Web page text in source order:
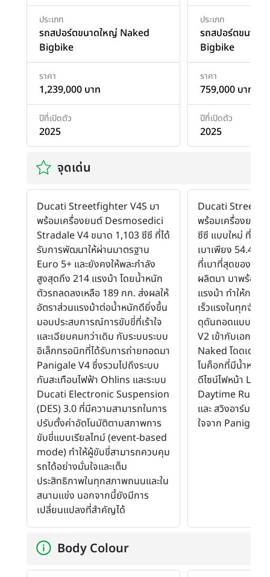
ประเภท
รถสปอร์ตขนาดใหญ่ Naked
Bigbike
ราคา
1,239,000 บาท
ปีที่เปิดตัว
2025
ประเภท
รถสปอร์ตขนาด
Bigbike
ราคา
759,000 บาท
ปีที่เปิดตัว
2025
จุดเด่น
Ducati Streetfighter V4S มา
พร้อมเครื่องยนต์ Desmosedici
Stradale V4 ขนาด 1,103 ซีซี ที่ได้
รับการพัฒนาให้ผ่านมาตรฐาน
Euro 5+ และยังคงให้พละกำลัง
สูงสุดถึง 214 แรงม้า โดยน้ำหนัก
ตัวรถลดลงเหลือ 189 กก. ส่งผลให้
อัตราส่วนแรงม้าต่อน้ำหนักดียิ่งขึ้น
มอบประสบการณ์การขับขี่ที่เร้าใจ
และเฉียบคมกว่าเดิม กับระบบระบบ
อิเล็กทรอนิกที่ได้รับการถ่ายทอดมา
Panigale V4 ซึ่งรวมไปถึงระบบ
กันสะเทือนไฟฟ้า Ohlins และระบบ
Ducati Electronic Suspension
(DES) 3.0 ที่มีความสามารถในการ
ปรับตั้งค่าอัตโนมัติตามสภาพการ
ขับขี่แบบเรียลไทม์ (event-based
mode) ทำให้ผู้ขับขี่สามารถควบคุม
รถได้อย่างมั่นใจและเต็ม
ประสิทธิภาพในทุกสภาพถนนและใน
สนามแข่ง นอกจากนี้ยังมีการ
เปลี่ยนแปลงที่สำคัญได้
Ducati
พร้อมเครื่องยนต์
ซีซี แบบใหม่ ที่พัฒ
เบาเพียง 54.4 ก
ที่เบาที่สุดของ
ผลิตมา มาพร้อมพ
แรงม้า ทำให้การ
เร็วแรงในทุกจังห
ดุดันถอดแบบมาจ
V2 เข้ากับเอกลัก
Naked โดดเด่นด้
โนค็อกที่มีน้ำหนัก
ดีไซน์ไฟหน้า LED
Daytime
และ สวิงอาร์มคู่ที่
ใจจาก Panigale
Body Colour